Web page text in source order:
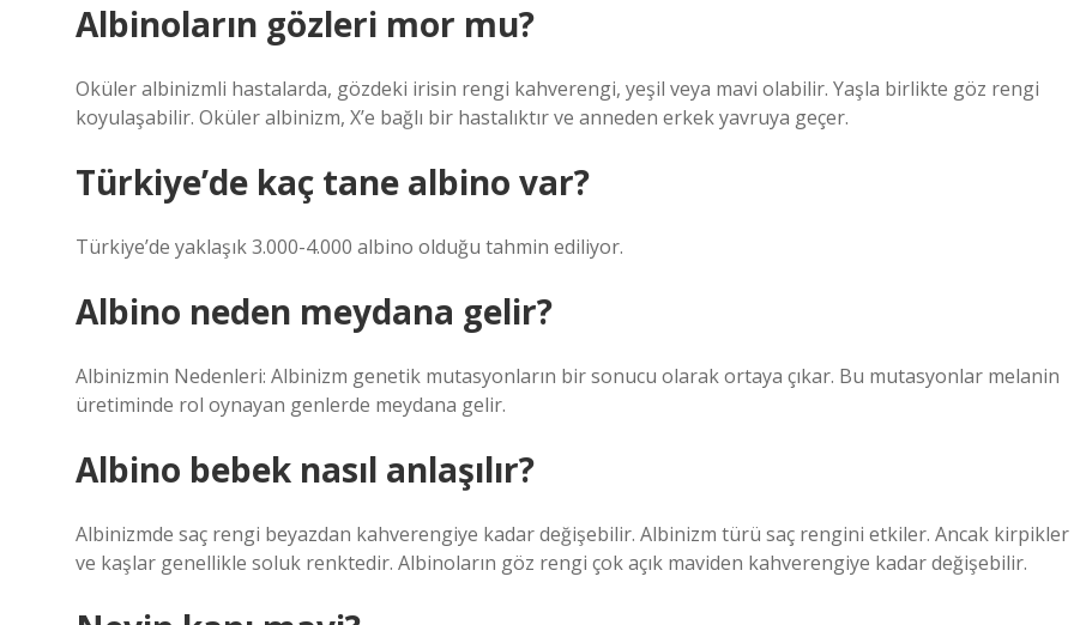
Albinoların gözleri mor mu?
Oküler albinizmli hastalarda, gözdeki irisin rengi kahverengi, yeşil veya mavi olabilir. Yaşla birlikte göz rengi
koyulaşabilir. Oküler albinizm, X’e bağlı bir hastalıktır ve anneden erkek yavruya geçer.
Türkiye’de kaç tane albino var?
Türkiye’de yaklaşık 3.000-4.000 albino olduğu tahmin ediliyor.
Albino neden meydana gelir?
Albinizmin Nedenleri: Albinizm genetik mutasyonların bir sonucu olarak ortaya çıkar. Bu mutasyonlar melanin
üretiminde rol oynayan genlerde meydana gelir.
Albino bebek nasıl anlaşılır?
Albinizmde saç rengi beyazdan kahverengiye kadar değişebilir. Albinizm türü saç rengini etkiler. Ancak kirpikler
ve kaşlar genellikle soluk renktedir. Albinoların göz rengi çok açık maviden kahverengiye kadar değişebilir.